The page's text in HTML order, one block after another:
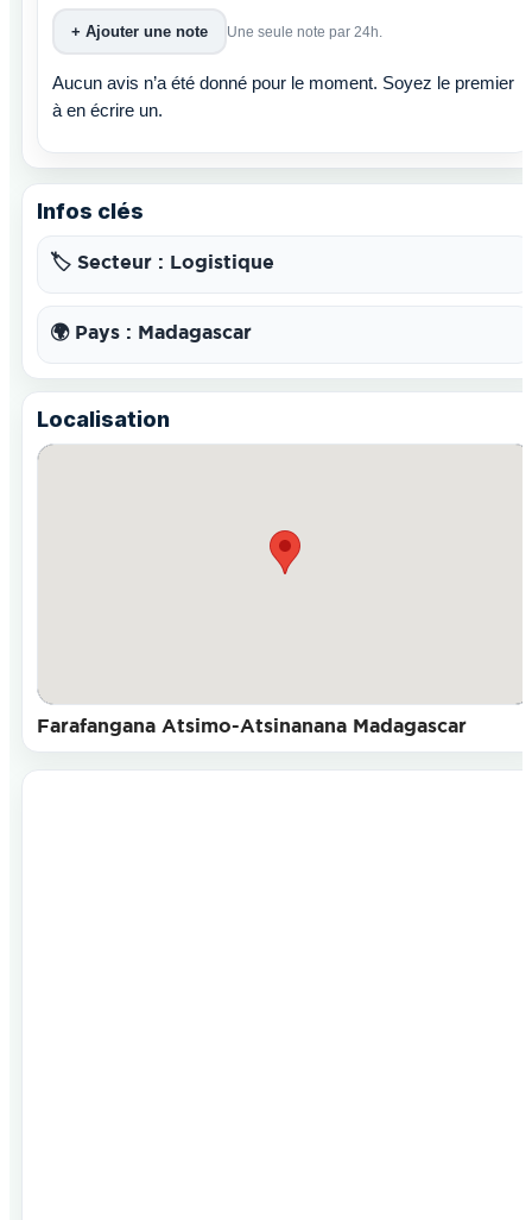
+ Ajouter une note Une seule note par 24h.
Aucun avis n’a été donné pour le moment. Soyez le premier
à en écrire un.
Infos clés
🏷️ Secteur : Logistique
🌍 Pays : Madagascar
Localisation
Farafangana Atsimo-Atsinanana Madagascar